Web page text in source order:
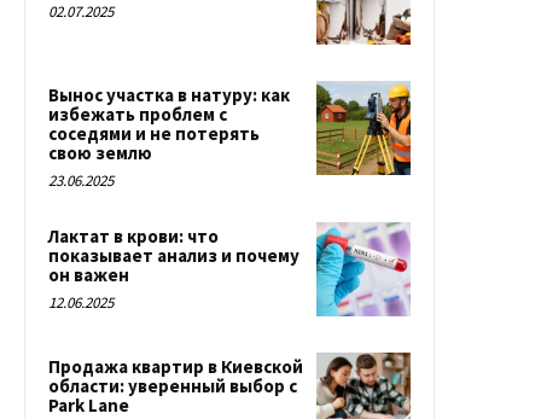
02.07.2025
Вынос участка в натуру: как
избежать проблем с
соседями и не потерять
свою землю
23.06.2025
Лактат в крови: что
показывает анализ и почему
он важен
12.06.2025
Продажа квартир в Киевской
области: уверенный выбор с
Park Lane